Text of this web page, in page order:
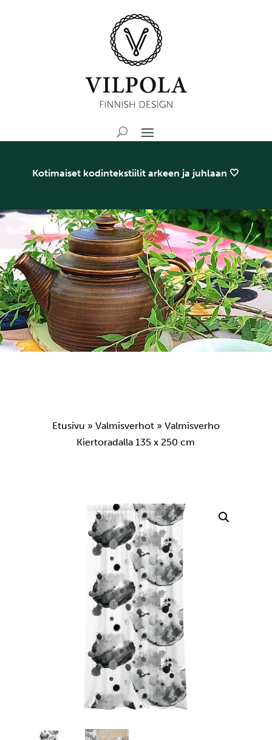
Kotimaiset kodintekstiilit arkeen ja juhlaan 🤍
Etusivu » Valmisverhot» Valmisverho
Kiertoradalla 135 x 250 cm